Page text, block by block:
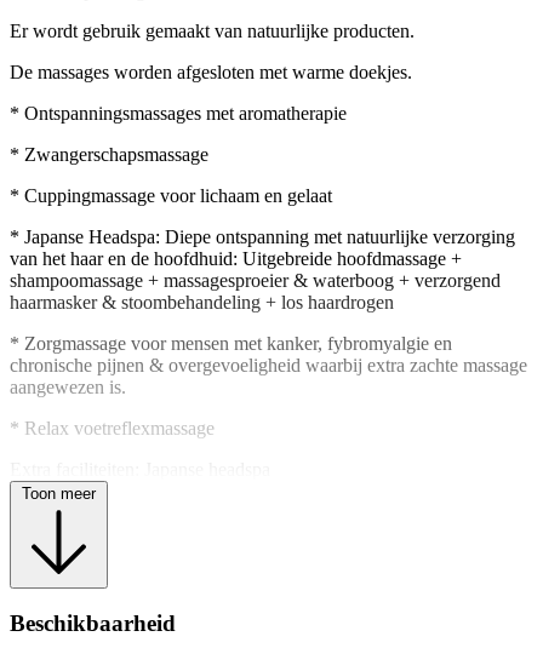
Er wordt gebruik gemaakt van natuurlijke producten.
De massages worden afgesloten met warme doekjes.
* Ontspanningsmassages met aromatherapie
* Zwangerschapsmassage
* Cuppingmassage voor lichaam en gelaat
* Japanse Headspa: Diepe ontspanning met natuurlijke verzorging
van het haar en de hoofdhuid: Uitgebreide hoofdmassage +
shampoomassage + massagesproeier & waterboog + verzorgend
haarmasker & stoombehandeling + los haardrogen
* Zorgmassage voor mensen met kanker, fybromyalgie en
chronische pijnen & overgevoeligheid waarbij extra zachte massage
aangewezen is.
* Relax voetreflexmassage
Toon meer
Beschikbaarheid